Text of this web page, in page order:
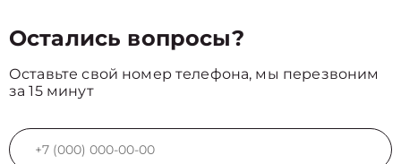
Остались вопросы?
Оставьте свой номер телефона, мы перезвоним
за 15 минут